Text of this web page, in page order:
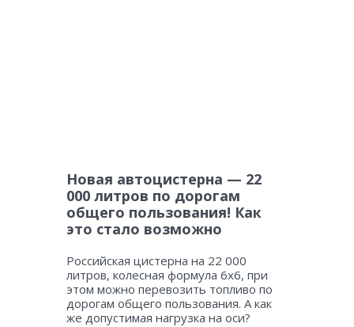
Новая автоцистерна — 22
000 литров по дорогам
общего пользования! Как
это стало возможно
Российская цистерна на 22 000
литров, колесная формула 6х6, при
этом можно перевозить топливо по
дорогам общего пользования. А как
же допустимая нагрузка на оси?